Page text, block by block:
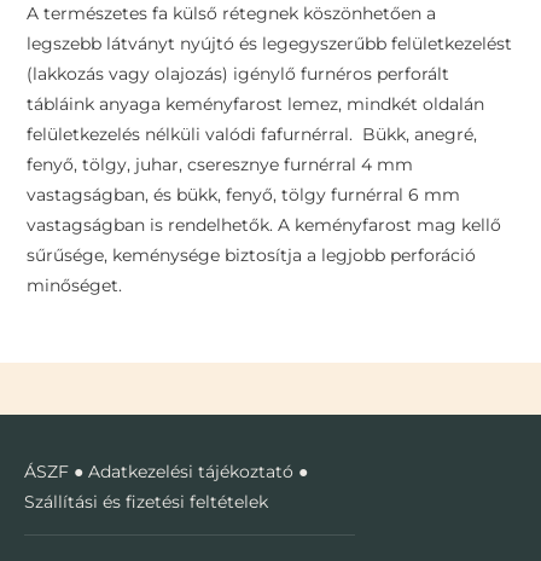
A természetes fa külső rétegnek köszönhetően a
legszebb látványt nyújtó és legegyszerűbb felületkezelést
(lakkozás vagy olajozás) igénylő furnéros perforált
tábláink anyaga keményfarost lemez, mindkét oldalán
felületkezelés nélküli valódi fafurnérral. Bükk, anegré,
fenyő, tölgy, juhar, cseresznye furnérral 4 mm
vastagságban, és bükk, fenyő, tölgy furnérral 6 mm
vastagságban is rendelhetők. A keményfarost mag kellő
sűrűsége, keménysége biztosítja a legjobb perforáció
minőséget.
ÁSZF ● Adatkezelési tájékoztató ●
Szállítási és fizetési feltételek